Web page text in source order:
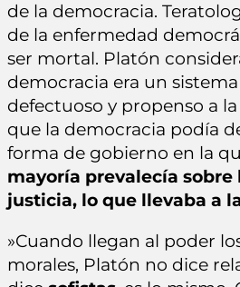
de la democracia.
de la enfermedad
ser mortal. Platón
democracia era un
defectuoso y propenso a
que la democracia podía
forma de gobierno en la
mayoría prevalecía sobre
justicia, lo que llevaba a
»Cuando llegan al poder
morales, Platón no dice